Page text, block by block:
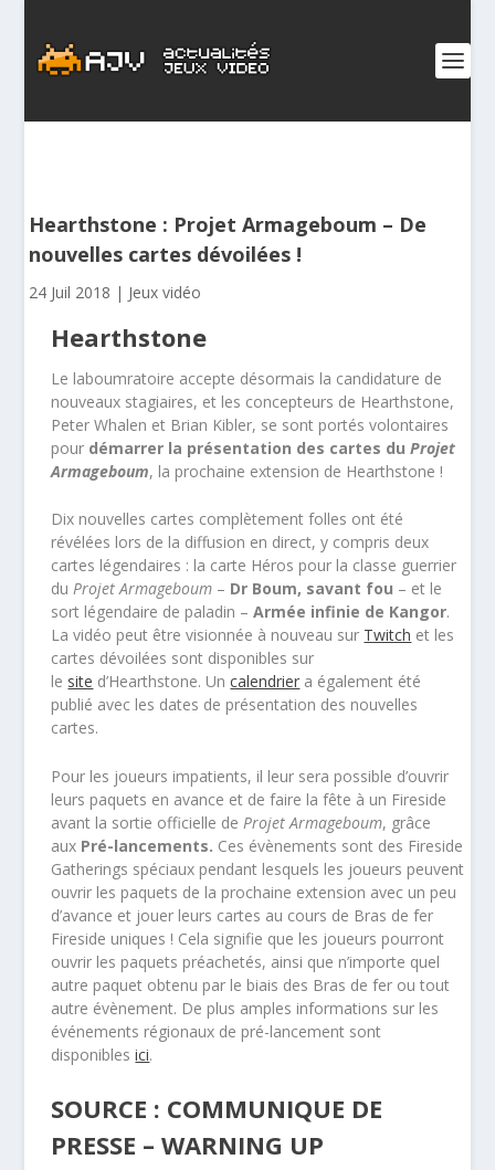
Hearthstone : Projet Armageboum – De
nouvelles cartes dévoilées !
24 Juil 2018 | Jeux vidéo
Hearthstone
Le laboumratoire accepte désormais la candidature de
nouveaux stagiaires, et les concepteurs de Hearthstone,
Peter Whalen et Brian Kibler, se sont portés volontaires
pour démarrer la présentation des cartes duProjet
Armageboum, la prochaine extension de Hearthstone !
Dix nouvelles cartes complètement folles ont été
révélées lors de la diffusion en direct, y compris deux
cartes légendaires : la carte Héros pour la classe guerrier
duProjet Armageboum – Dr Boum, savant fou – et le
sort légendaire de paladin –Armée infinie de Kangor.
La vidéo peut être visionnée à nouveau sur Twitch et les
cartes dévoilées sont disponibles sur
le site d’Hearthstone. Uncalendrier a également été
publié avec les dates de présentation des nouvelles
cartes.
Pour les joueurs impatients, il leur sera possible d’ouvrir
leurs paquets en avance et de faire la fête à un Fireside
avant la sortie officielle de Projet Armageboum, grâce
aux Pré-lancements. Ces évènements sont des Fireside
Gatherings spéciaux pendant lesquels les joueurs peuvent
ouvrir les paquets de la prochaine extension avec un peu
d’avance et jouer leurs cartes au cours de Bras de fer
Fireside uniques ! Cela signifie que les joueurs pourront
ouvrir les paquets préachetés, ainsi que n’importe quel
autre paquet obtenu par le biais des Bras de fer ou tout
autre évènement. De plus amples informations sur les
événements régionaux de pré-lancement sont
disponiblesici.
SOURCE : COMMUNIQUE DE
PRESSE – WARNING UP